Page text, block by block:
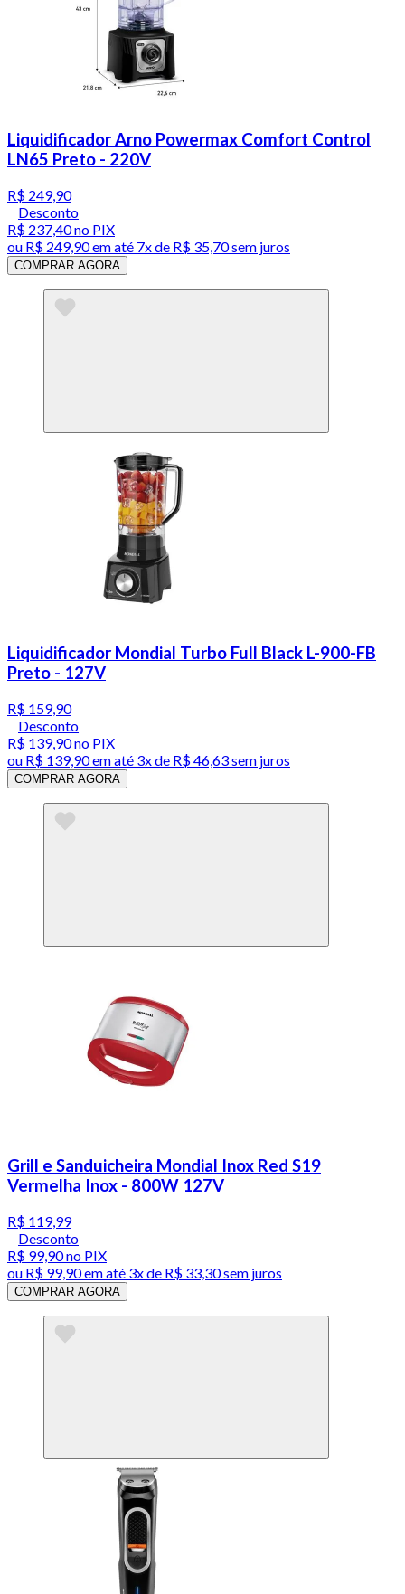
Liquidificador Arno Powermax Comfort Control
LN65 Preto - 220V
R$ 249,90
Desconto
R$ 237,40no PIX
ou R$ 249,90em até 7x de R$ 35,70 sem juros
COMPRAR AGORA
Liquidificador Mondial Turbo Full Black L-900-FB
Preto - 127V
R$ 159,90
Desconto
R$ 139,90no PIX
ou R$ 139,90em até 3x de R$ 46,63 sem juros
COMPRAR AGORA
Grill e Sanduicheira Mondial Inox Red S19
Vermelha Inox - 800W 127V
R$ 119,99
Desconto
R$ 99,90no PIX
ou R$ 99,90em até 3x de R$ 33,30 sem juros
COMPRAR AGORA